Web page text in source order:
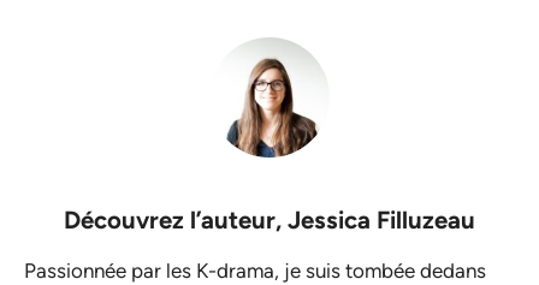
Découvrez l’auteur, Jessica Filluzeau
Passionnée par les K-drama, je suis tombée dedans